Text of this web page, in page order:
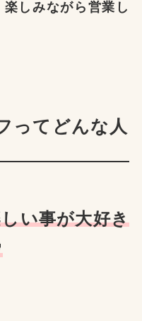
しみながら営業し
ってどんな人
い事が大好き